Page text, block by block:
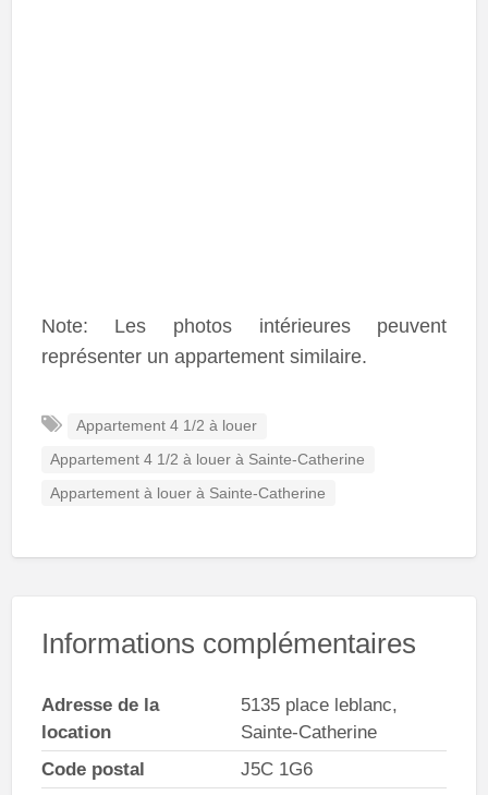
Note: Les photos intérieures peuvent
représenter un appartement similaire.
Appartement 4 1/2 à louer
Appartement 4 1/2 à louer à Sainte-Catherine
Appartement à louer à Sainte-Catherine
Informations complémentaires
Adresse de la
location
5135 place leblanc,
Sainte-Catherine
Code postal
J5C 1G6